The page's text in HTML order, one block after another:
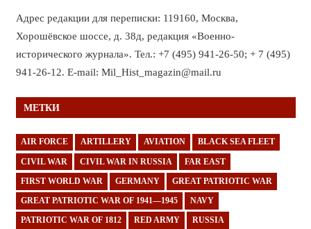
Адрес редакции для переписки: 119160, Москва,
Хорошёвское шоссе, д. 38д, редакция «Военно-
исторического журнала». Тел.: +7 (495) 941-26-50; + 7 (495)
941-26-12. E-mail: Mil_Hist_magazin@mail.ru
МЕТКИ
AIR FORCE ARTILLERY AVIATION BLACK SEA FLEET
CIVIL WAR CIVIL WAR IN RUSSIA FAR EAST
FIRST WORLD WAR GERMANY GREAT PATRIOTIC WAR
GREAT PATRIOTIC WAR OF 1941—1945 NAVY
PATRIOTIC WAR OF 1812 RED ARMY RUSSIA